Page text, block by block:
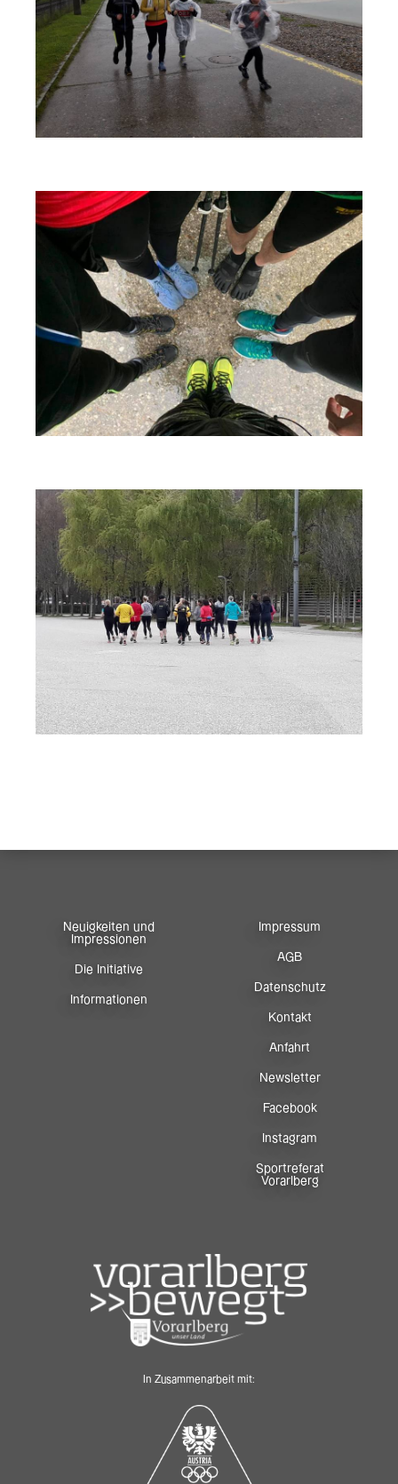
Neuigkeiten und
Impressionen
Die Initiative
Informationen
Impressum
AGB
Datenschutz
Kontakt
Anfahrt
Newsletter
Facebook
Instagram
Sportreferat
Vorarlberg
In Zusammenarbeit mit: